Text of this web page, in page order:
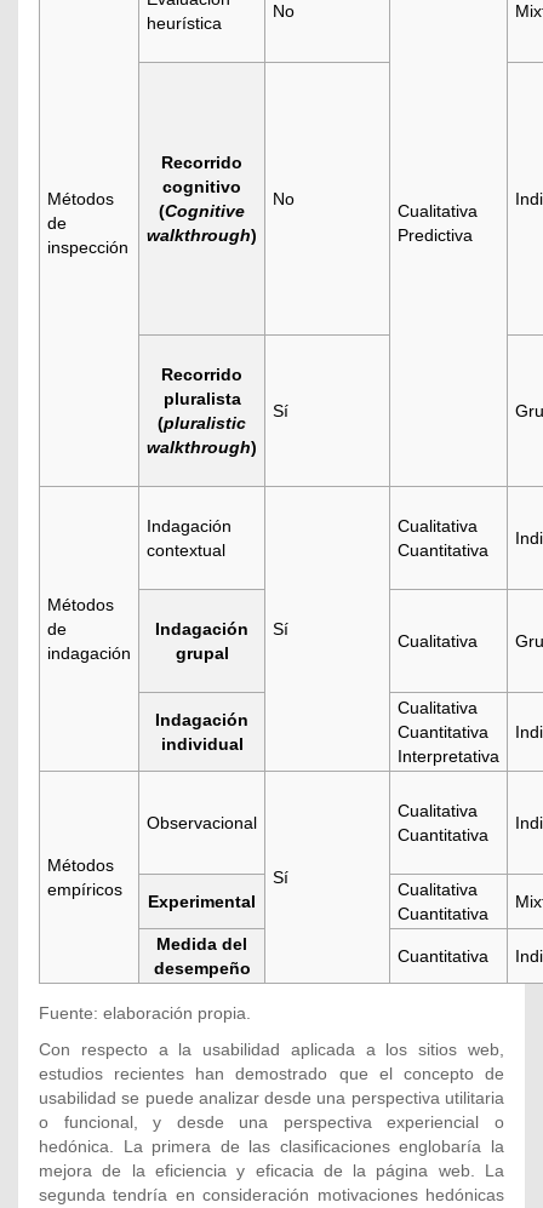
Métodos
de
inspección
heurística
No
Cualitativa
Predictiva
Recorrido
cognitivo
(Cognitive
walkthrough)
No
Recorrido
pluralista
(pluralistic
walkthrough)
Sí
Métodos
de
indagación
Indagación
contextual
Sí
Cualitativa
Cuantitativa
Indagación
grupal
Cualitativa
Indagación
individual
Cualitativa
Cuantitativa
Interpretativa
Métodos
empíricos
Observacional
Sí
Cualitativa
Cuantitativa
Experimental
Cualitativa
Cuantitativa
Medida del
desempeño
Cuantitativa
Fuente: elaboración propia.
Con respecto a la usabilidad aplicada a los sitios web,
estudios recientes han demostrado que el concepto de
usabilidad se puede analizar desde una perspectiva utilitaria
o funcional, y desde una perspectiva experiencial o
hedónica. La primera de las clasificaciones englobaría la
mejora de la eficiencia y eficacia de la página web. La
segunda tendría en consideración motivaciones hedónicas